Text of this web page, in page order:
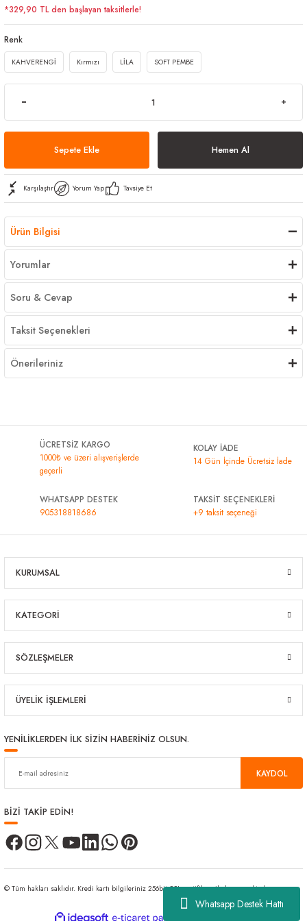
Whatsapp Destek Hattı
Mikrofiber Bezler
Kovalar
*329,90 TL den başlayan taksitlerle!
Renk
KAHVERENGİ Kırmızı LİLA SOFT PEMBE
Sepete Ekle Hemen Al
Karşılaştır Yorum Yap Tavsiye Et
Ürün Bilgisi
Yorumlar
Soru & Cevap
Taksit Seçenekleri
Önerileriniz
ÜCRETSİZ KARGO
1000₺ ve üzeri alışverişlerde
geçerli
KOLAY İADE
14 Gün İçinde Ücretsiz İade
WHATSAPP DESTEK
905318818686
TAKSİT SEÇENEKLERİ
+9 taksit seçeneği
KURUMSAL
KATEGORİ
SÖZLEŞMELER
ÜYELİK İŞLEMLERİ
YENİLİKLERDEN İLK SİZİN HABERİNİZ OLSUN.
KAYDOL
BİZİ TAKİP EDİN!
© Tüm hakları saklıdır. Kredi kartı bilgileriniz 256bit SSL sertifikası ile korunmaktadır.
ideasoft